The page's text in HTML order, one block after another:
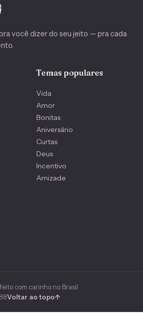
você dizer do seu jeito — pra cada
Temas populares
Vida
Amor
Bonitas
Aniversário
Curtas
Deus
Incentivo
Amizade
com carinho no Brasil
Voltar ao topo↑